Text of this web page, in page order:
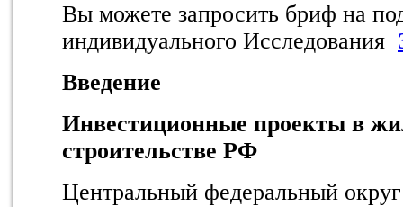
Вы можете запросить бриф на
индивидуального Исследования
Введение
Инвестиционные проекты в
строительстве РФ
Центральный федеральный округ